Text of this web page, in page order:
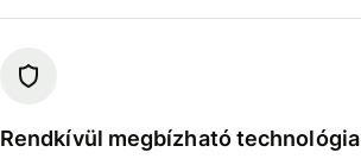
Rendkívül megbízható technológia